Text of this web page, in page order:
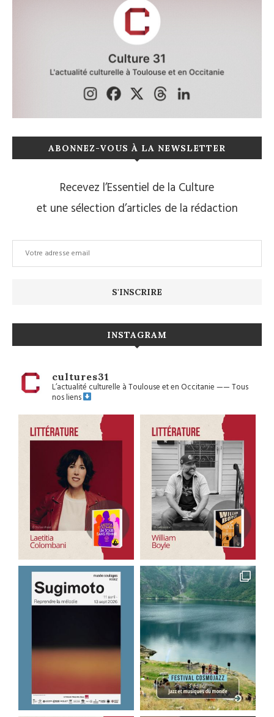
ABONNEZ-VOUS À LA NEWSLETTER
Recevez l’Essentiel de la Culture
et une sélection d’articles de la rédaction
INSTAGRAM
cultures31
L’actualité culturelle à Toulouse et en Occitanie——Tous
nos liens